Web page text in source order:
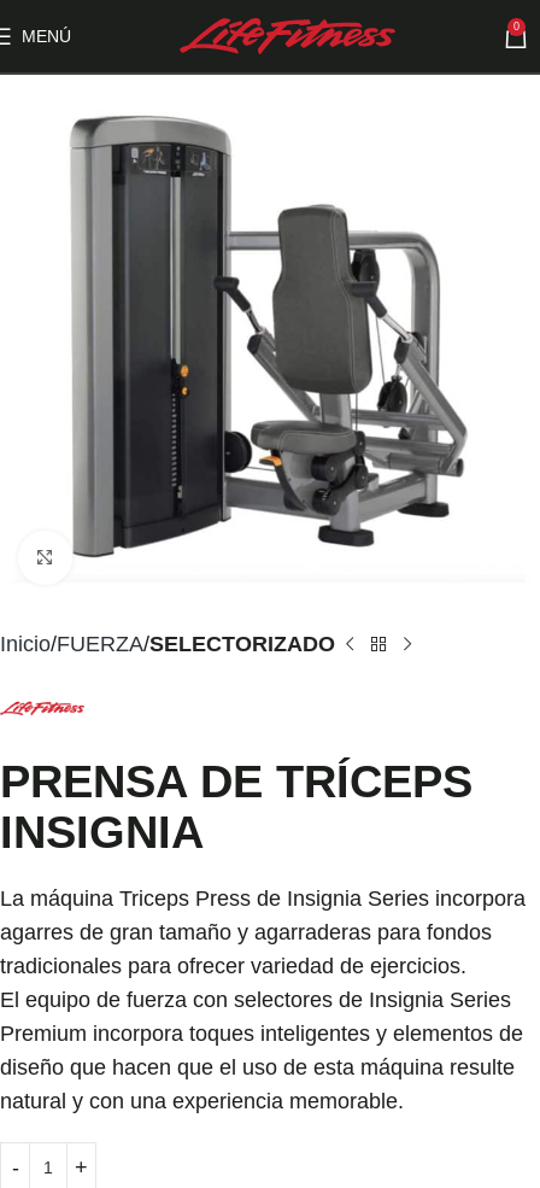
MENÚ 0
Click to enlarge
Inicio FUERZA SELECTORIZADO
PRENSA DE TRÍCEPS
INSIGNIA
La máquina Triceps Press de Insignia Series incorpora
agarres de gran tamaño y agarraderas para fondos
tradicionales para ofrecer variedad de ejercicios.
El equipo de fuerza con selectores de Insignia Series
Premium incorpora toques inteligentes y elementos de
diseño que hacen que el uso de esta máquina resulte
natural y con una experiencia memorable.